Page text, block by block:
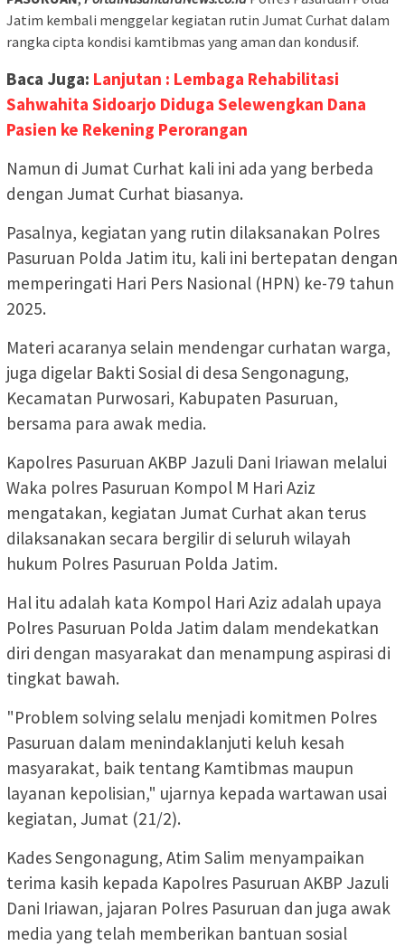
Jatim kembali menggelar kegiatan rutin Jumat Curhat dalam
rangka cipta kondisi kamtibmas yang aman dan kondusif.
Baca Juga: Lanjutan : Lembaga Rehabilitasi
Sahwahita Sidoarjo Diduga Selewengkan Dana
Pasien ke Rekening Perorangan
Namun di Jumat Curhat kali ini ada yang berbeda
dengan Jumat Curhat biasanya.
Pasalnya, kegiatan yang rutin dilaksanakan Polres
Pasuruan Polda Jatim itu, kali ini bertepatan dengan
memperingati Hari Pers Nasional (HPN) ke-79 tahun
2025.
Materi acaranya selain mendengar curhatan warga,
juga digelar Bakti Sosial di desa Sengonagung,
Kecamatan Purwosari, Kabupaten Pasuruan,
bersama para awak media.
Kapolres Pasuruan AKBP Jazuli Dani Iriawan melalui
Waka polres Pasuruan Kompol M Hari Aziz
mengatakan, kegiatan Jumat Curhat akan terus
dilaksanakan secara bergilir di seluruh wilayah
hukum Polres Pasuruan Polda Jatim.
Hal itu adalah kata Kompol Hari Aziz adalah upaya
Polres Pasuruan Polda Jatim dalam mendekatkan
diri dengan masyarakat dan menampung aspirasi di
tingkat bawah.
"Problem solving selalu menjadi komitmen Polres
Pasuruan dalam menindaklanjuti keluh kesah
masyarakat, baik tentang Kamtibmas maupun
layanan kepolisian," ujarnya kepada wartawan usai
kegiatan, Jumat (21/2).
Kades Sengonagung, Atim Salim menyampaikan
terima kasih kepada Kapolres Pasuruan AKBP Jazuli
Dani Iriawan, jajaran Polres Pasuruan dan juga awak
media yang telah memberikan bantuan sosial